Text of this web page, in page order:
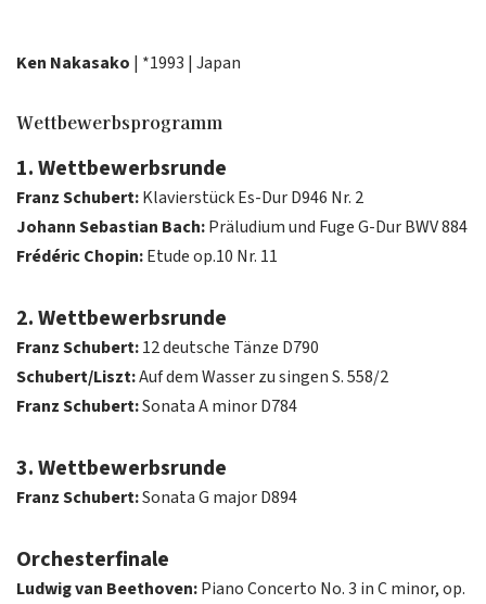
Ken Nakasako | *1993 | Japan
Wettbewerbsprogramm
1. Wettbewerbsrunde
Franz Schubert:Klavierstück Es-Dur D946 Nr. 2
Johann Sebastian Bach:Präludium und Fuge G-Dur BWV 884
Frédéric Chopin:Etude op.10 Nr. 11
2. Wettbewerbsrunde
Franz Schubert:12 deutsche Tänze D790
Schubert/Liszt:Auf dem Wasser zu singen S. 558/2
Franz Schubert:Sonata A minor D784
3. Wettbewerbsrunde
Franz Schubert:Sonata G major D894
Orchesterfinale
Ludwig van Beethoven:Piano Concerto No. 3 in C minor, op.